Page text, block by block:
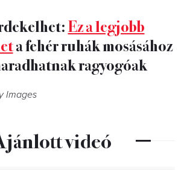
Ez a legjobb
a fehér ruhák mosásához
ragyogóak
Images
videó